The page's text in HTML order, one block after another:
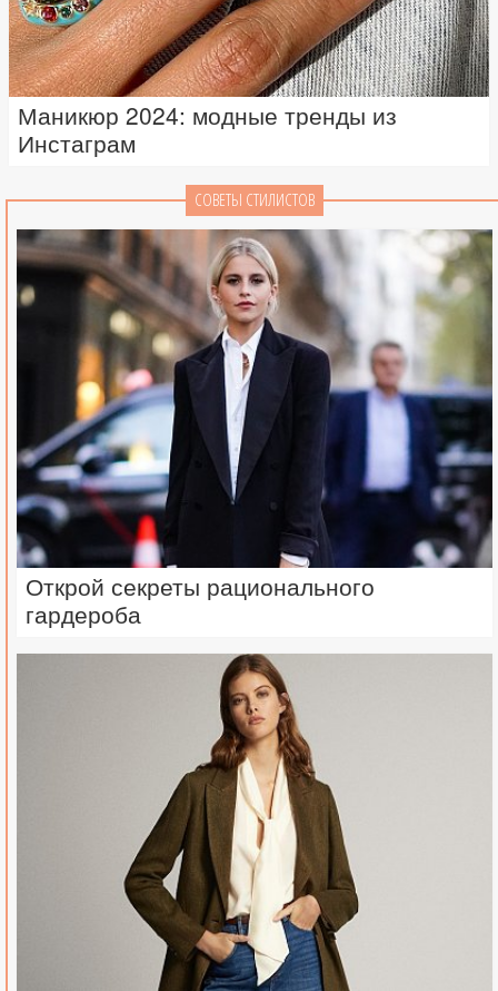
Маникюр 2024: модные тренды из
Инстаграм
СОВЕТЫ СТИЛИСТОВ
Открой секреты рационального
гардероба